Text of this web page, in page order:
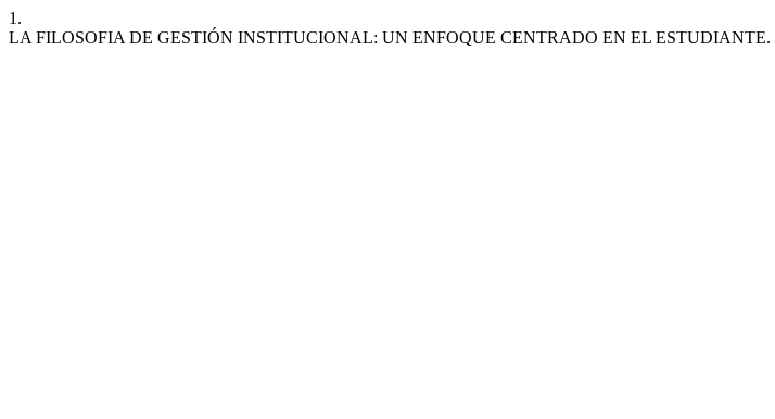
1.
LA FILOSOFIA DE GESTIÓN INSTITUCIONAL: UN ENFOQUE CENTRADO EN EL ESTUDIANTE.